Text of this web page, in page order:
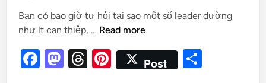
Bạn có bao giờ tự hỏi tại sao một số leader dường
như ít can thiệp, … Read more
F
M T
Pi
Post